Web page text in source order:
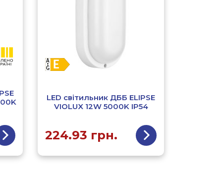
LED світильник ДББ ELIPSE
VIOLUX 12W 5000K IP54
224.93 грн.